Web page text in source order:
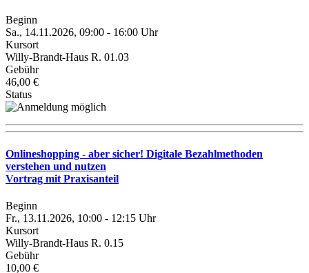
Beginn
Sa., 14.11.2026, 09:00 - 16:00 Uhr
Kursort
Willy-Brandt-Haus R. 01.03
Gebühr
46,00 €
Status
Onlineshopping - aber sicher! Digitale Bezahlmethoden
verstehen und nutzen
Vortrag mit Praxisanteil
Beginn
Fr., 13.11.2026, 10:00 - 12:15 Uhr
Kursort
Willy-Brandt-Haus R. 0.15
Gebühr
10,00 €